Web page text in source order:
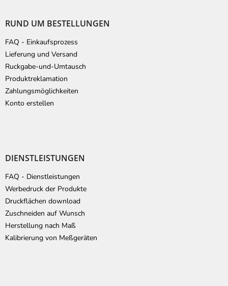
RUND UM BESTELLUNGEN
FAQ - Einkaufsprozess
Lieferung und Versand
Ruckgabe-und-Umtausch
Produktreklamation
Zahlungsmöglichkeiten
Konto erstellen
DIENSTLEISTUNGEN
FAQ - Dienstleistungen
Werbedruck der Produkte
Druckflächen download
Zuschneiden auf Wunsch
Herstellung nach Maß
Kalibrierung von Meßgeräten